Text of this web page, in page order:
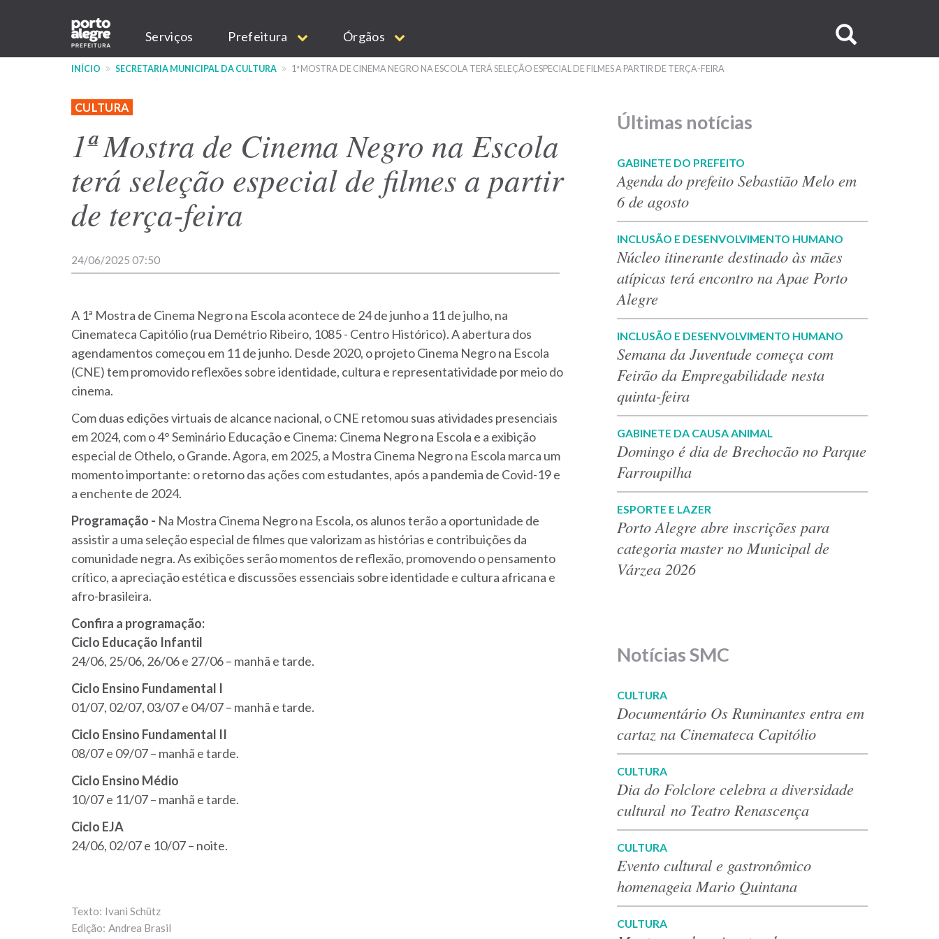
conteúdo
Main
navigation
Serviços Prefeitura Órgãos
no
INÍCIO SECRETARIA MUNICIPAL DA CULTURA 1ª MOSTRA DE CINEMA NEGRO NA ESCOLA TERÁ SELEÇÃO ESPECIAL DE FILMES A PARTIR DE TERÇA-FEIRA
CULTURA
1ª Mostra de Cinema Negro na Escola
terá seleção especial de filmes a partir
de terça-feira
24/06/2025 07:50
A 1ª Mostra de Cinema Negro na Escola acontece de 24 de junho a 11 de julho, na
Cinemateca Capitólio (rua Demétrio Ribeiro, 1085 - Centro Histórico). Aabertura dos
agendamentos começou em 11 de junho. Desde 2020, o projeto Cinema Negro na Escola
(CNE) tem promovido reflexões sobre identidade, cultura e representatividade por meio do
cinema.
Com duas edições virtuais de alcance nacional, o CNE retomou suas atividades presenciais
em 2024, com o 4° Seminário Educação e Cinema: Cinema Negro na Escola e a exibição
especial de Othelo, o Grande. Agora, em 2025, a Mostra Cinema Negro na Escola marca um
momento importante: o retorno das ações com estudantes, após a pandemia de Covid-19 e
a enchente de 2024.
Programação - Na Mostra Cinema Negro na Escola, os alunos terão a oportunidade de
assistir a uma seleção especial de filmes que valorizam as histórias e contribuições da
comunidade negra. As exibições serão momentos de reflexão, promovendo o pensamento
crítico, a apreciação estética e discussões essenciais sobre identidade e cultura africana e
afro-brasileira.
Confira a programação:
Ciclo Educação Infantil
24/06, 25/06, 26/06 e 27/06 – manhã e tarde.
Ciclo Ensino Fundamental I
01/07, 02/07, 03/07 e 04/07 – manhã e tarde.
Ciclo Ensino Fundamental II
08/07 e 09/07 – manhã e tarde.
Ciclo Ensino Médio
10/07 e 11/07 – manhã e tarde.
Ciclo EJA
24/06, 02/07 e 10/07 – noite.
Ivani Schütz
Andrea Brasil
Últimas notícias
GABINETE DO PREFEITO
Agenda do prefeito Sebastião Melo em
6 de agosto
INCLUSÃO E DESENVOLVIMENTO HUMANO
Núcleo itinerante destinado às mães
atípicas terá encontro na Apae Porto
Alegre
INCLUSÃO E DESENVOLVIMENTO HUMANO
Semana da Juventude começa com
Feirão da Empregabilidade nesta
quinta-feira
GABINETE DA CAUSA ANIMAL
Domingo é dia de Brechocão no Parque
Farroupilha
ESPORTE E LAZER
Porto Alegre abre inscrições para
categoria master no Municipal de
Várzea 2026
Notícias SMC
CULTURA
Documentário Os Ruminantes entra em
cartaz na Cinemateca Capitólio
CULTURA
Dia do Folclore celebra a diversidade
cultural no Teatro Renascença
CULTURA
Evento cultural e gastronômico
homenageia Mario Quintana
CULTURA